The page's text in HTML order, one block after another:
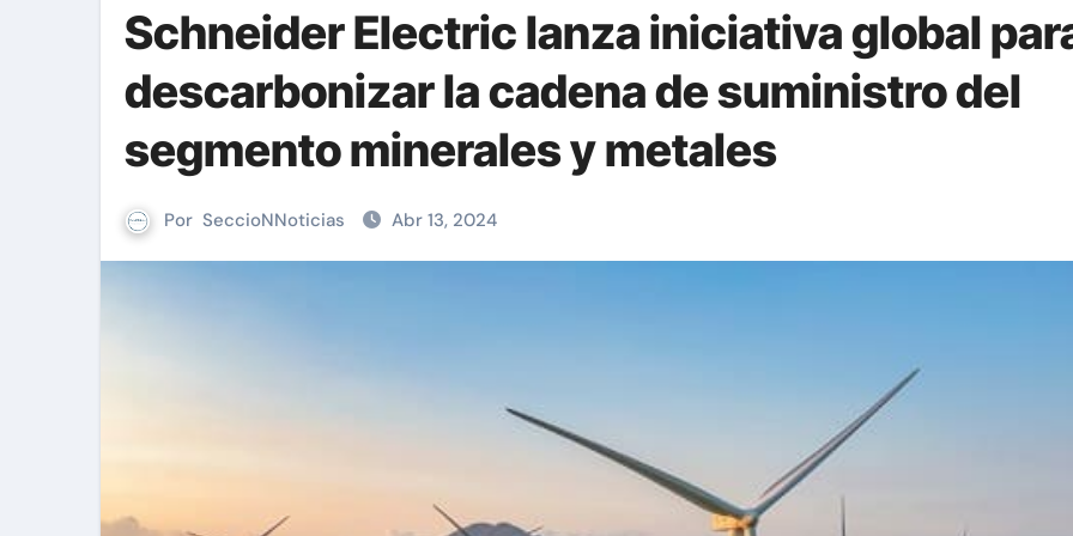
Schneider Electric lanza iniciativa global
descarbonizar la cadena de suministro del
segmento minerales y metales
Por SeccioNNoticias Abr 13, 2024